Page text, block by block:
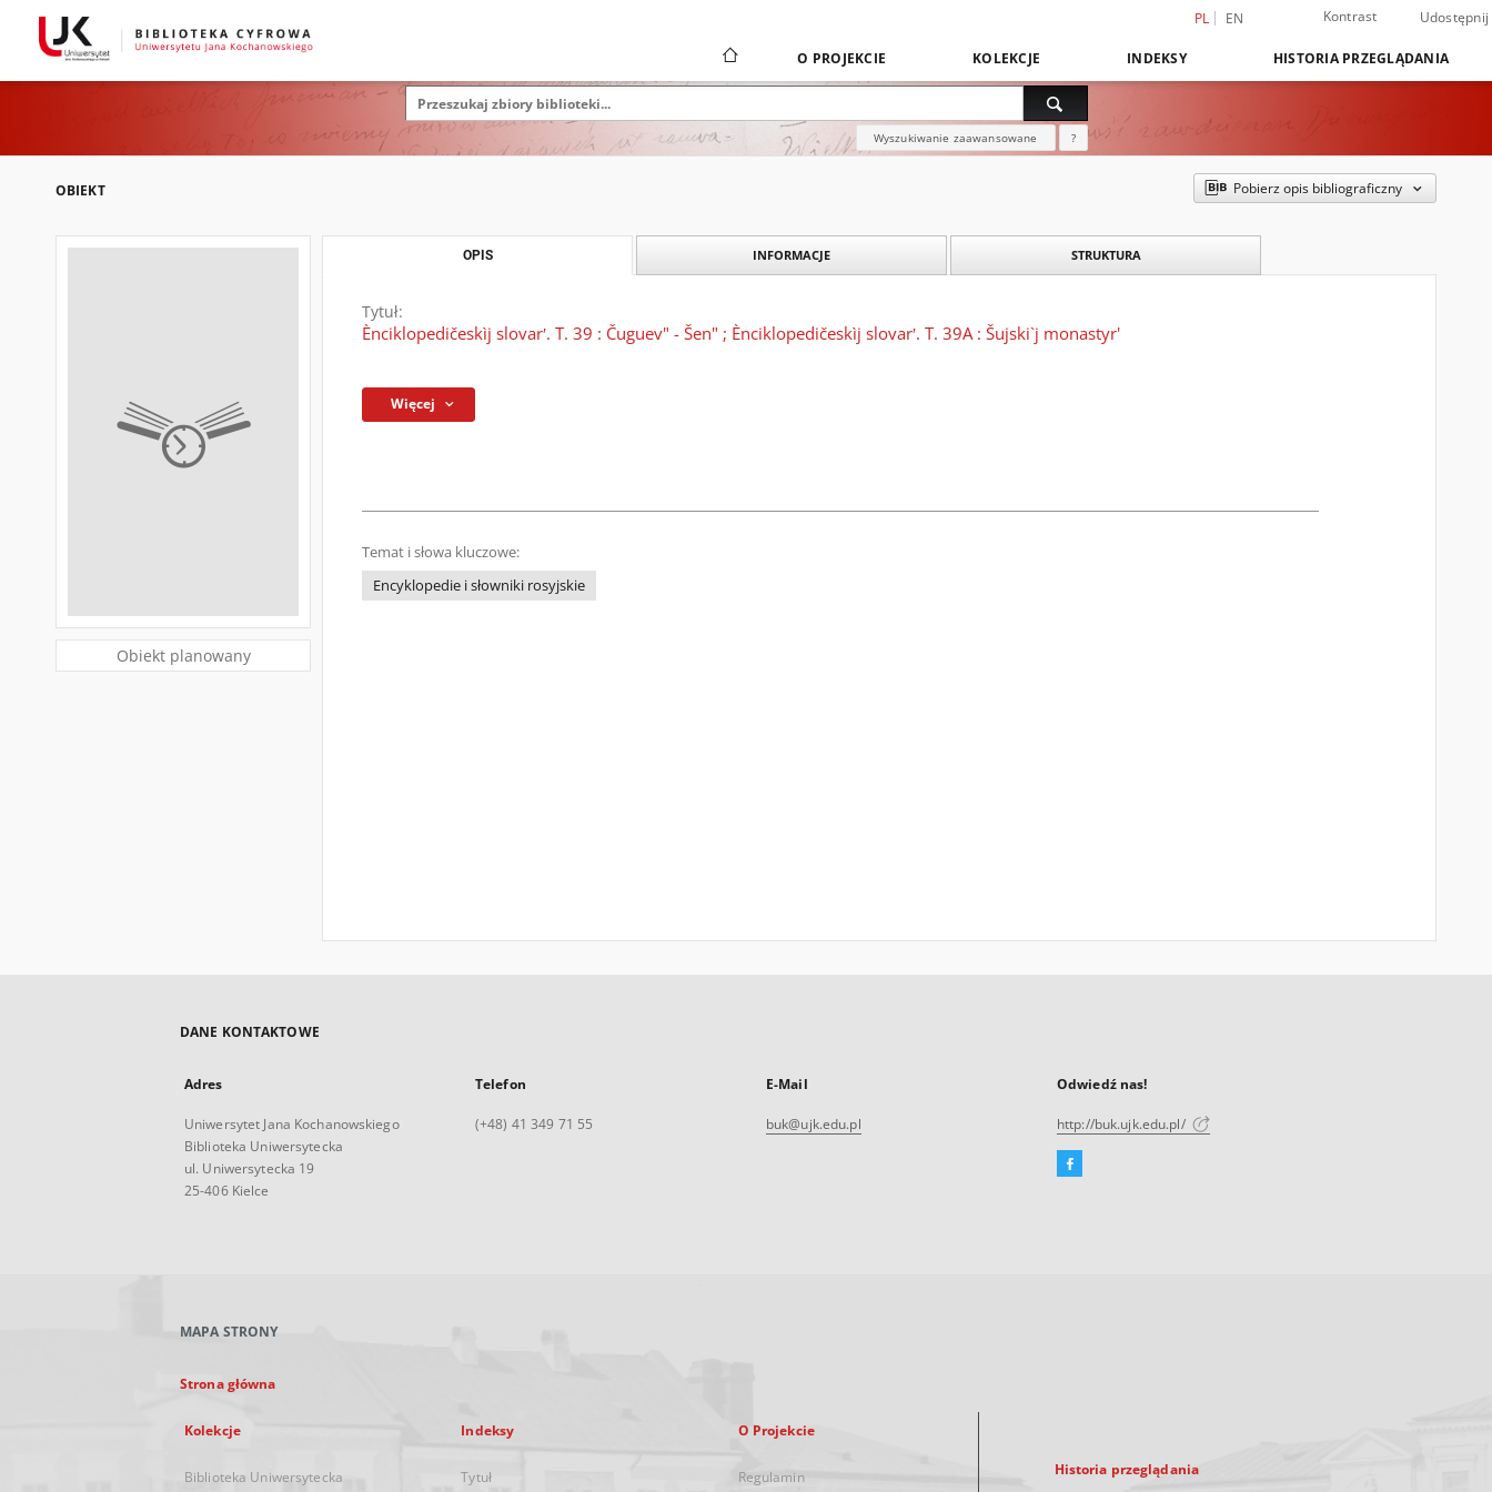
PL EN Kontrast Udostępnij
O PROJEKCIE KOLEKCJE INDEKSY HISTORIA PRZEGLĄDANIA
Wyszukiwanie zaawansowane ?
OBIEKT Pobierz opis bibliograficzny
Obiekt planowany
OPIS INFORMACJE STRUKTURA
Tytuł:
Ènciklopedičeskìj slovarʹ. T. 39 : Čuguev" - Šen" ; Ènciklopedičeskìj slovarʹ. T. 39A : Šujski`j monastyr'
Więcej
Temat i słowa kluczowe:
Encyklopedie i słowniki rosyjskie
DANE KONTAKTOWE
Adres
Uniwersytet Jana Kochanowskiego
Biblioteka Uniwersytecka
ul. Uniwersytecka 19
25-406 Kielce
Telefon
(+48) 41 349 71 55
E-Mail
buk@ujk.edu.pl
Odwiedź nas!
http://buk.ujk.edu.pl/
Facebook
MAPA STRONY
Strona główna
Kolekcje
Biblioteka Uniwersytecka
Indeksy
Tytuł
O Projekcie
Regulamin Historia przeglądania